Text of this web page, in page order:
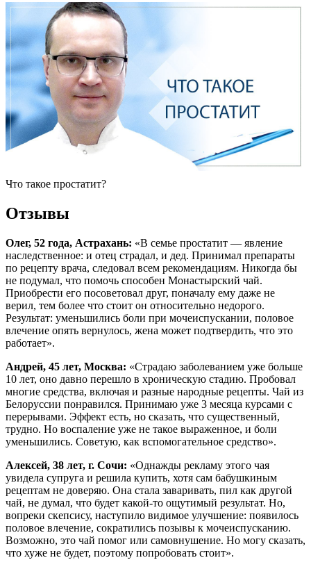
Что такое простатит?
Отзывы
Олег, 52 года, Астрахань: «В семье простатит — явление
наследственное: и отец страдал, и дед. Принимал препараты
по рецепту врача, следовал всем рекомендациям. Никогда бы
не подумал, что помочь способен Монастырский чай.
Приобрести его посоветовал друг, поначалу ему даже не
верил, тем более что стоит он относительно недорого.
Результат: уменьшились боли при мочеиспускании, половое
влечение опять вернулось, жена может подтвердить, что это
работает».
Андрей, 45 лет, Москва: «Страдаю заболеванием уже больше
10 лет, оно давно перешло в хроническую стадию. Пробовал
многие средства, включая и разные народные рецепты. Чай из
Белоруссии понравился. Принимаю уже 3 месяца курсами с
перерывами. Эффект есть, но сказать, что существенный,
трудно. Но воспаление уже не такое выраженное, и боли
уменьшились. Советую, как вспомогательное средство».
Алексей, 38 лет, г. Сочи: «Однажды рекламу этого чая
увидела супруга и решила купить, хотя сам бабушкиным
рецептам не доверяю. Она стала заваривать, пил как другой
чай, не думал, что будет какой-то ощутимый результат. Но,
вопреки скепсису, наступило видимое улучшение: появилось
половое влечение, сократились позывы к мочеиспусканию.
Возможно, это чай помог или самовнушение. Но могу сказать,
что хуже не будет, поэтому попробовать стоит».